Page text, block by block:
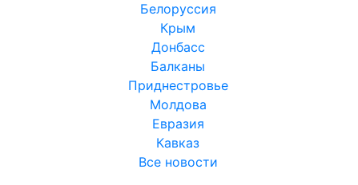
Белоруссия
Крым
Донбасс
Балканы
Приднестровье
Молдова
Евразия
Кавказ
Все новости